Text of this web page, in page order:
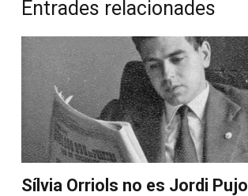
Entrades relacionades
Sílvia Orriols no es Jordi Pujol